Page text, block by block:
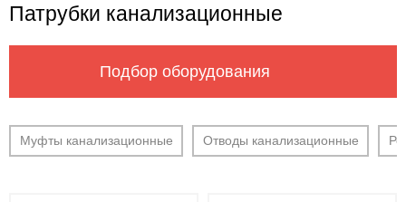
Патрубки канализационные
Подбор оборудования
Муфты канализационные Отводы канализационные
Калужская,
15,
800-